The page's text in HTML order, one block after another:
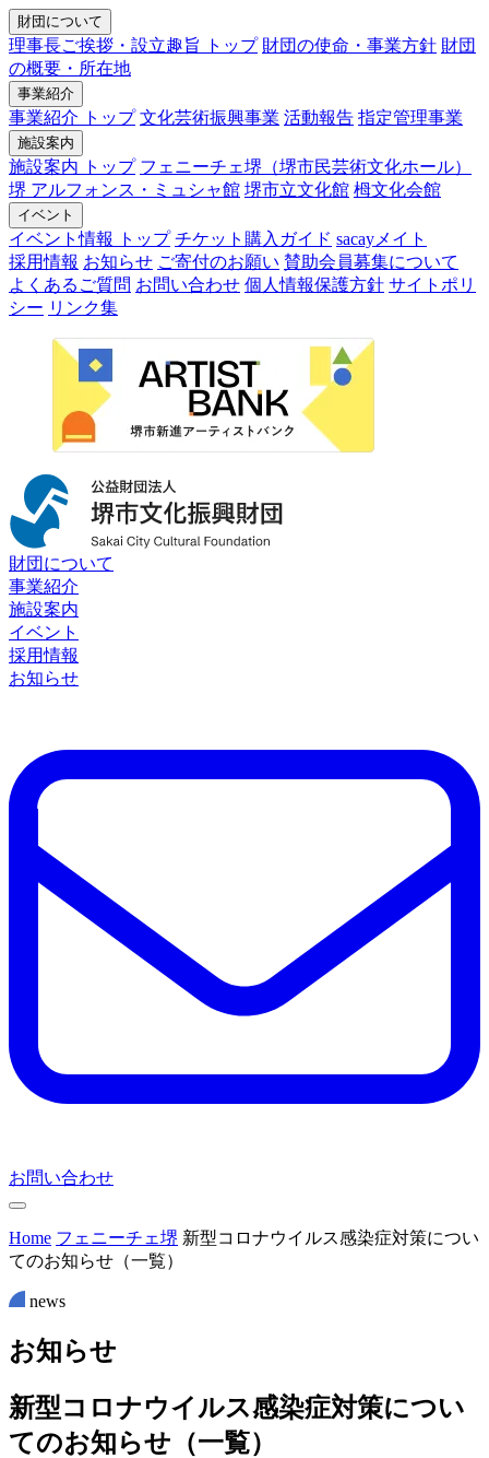
財団について
理事長ご挨拶・設立趣旨 トップ 財団の使命・事業方針 財団
の概要・所在地
事業紹介
事業紹介 トップ 文化芸術振興事業 活動報告 指定管理事業
施設案内
施設案内 トップ フェニーチェ堺（堺市民芸術文化ホール）
堺 アルフォンス・ミュシャ館 堺市立文化館 栂文化会館
イベント
イベント情報 トップ チケット購入ガイド sacayメイト
採用情報 お知らせ ご寄付のお願い 賛助会員募集について
よくあるご質問 お問い合わせ 個人情報保護方針 サイトポリ
シー リンク集
財団について
事業紹介
施設案内
イベント
採用情報
お知らせ
お問い合わせ
Home フェニーチェ堺 新型コロナウイルス感染症対策につい
てのお知らせ（一覧）
news
お知らせ
新型コロナウイルス感染症対策につい
てのお知らせ（一覧）